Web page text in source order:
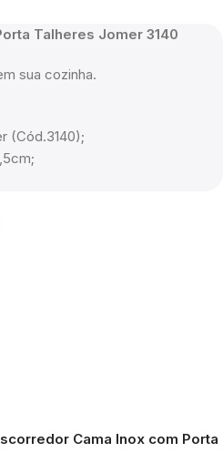
Talheres Jomer 3140
sua cozinha.
(Cód.3140);
Cama Inox com Porta